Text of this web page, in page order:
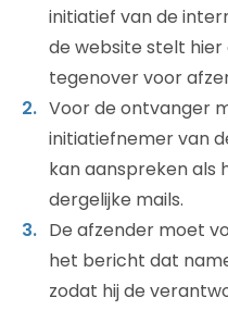
initiatief van de
de website stelt
tegenover voor
Voor de ontvanger
initiatiefnemer van
kan aanspreken als
dergelijke mails.
De afzender moet
het bericht dat
zodat hij de